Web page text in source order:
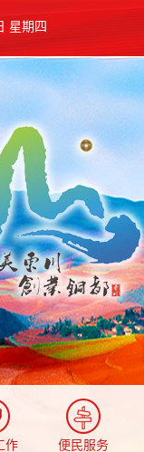
星期四
作 便民服务